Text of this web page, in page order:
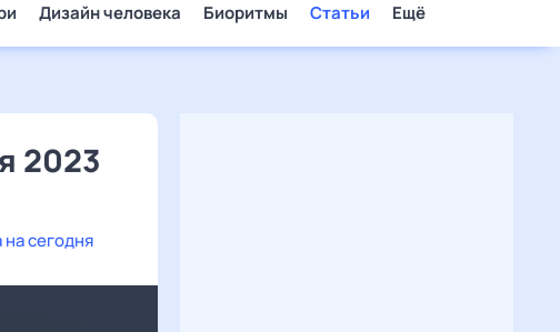
Дизайн человека Биоритмы Статьи Ещё
2023
сегодня